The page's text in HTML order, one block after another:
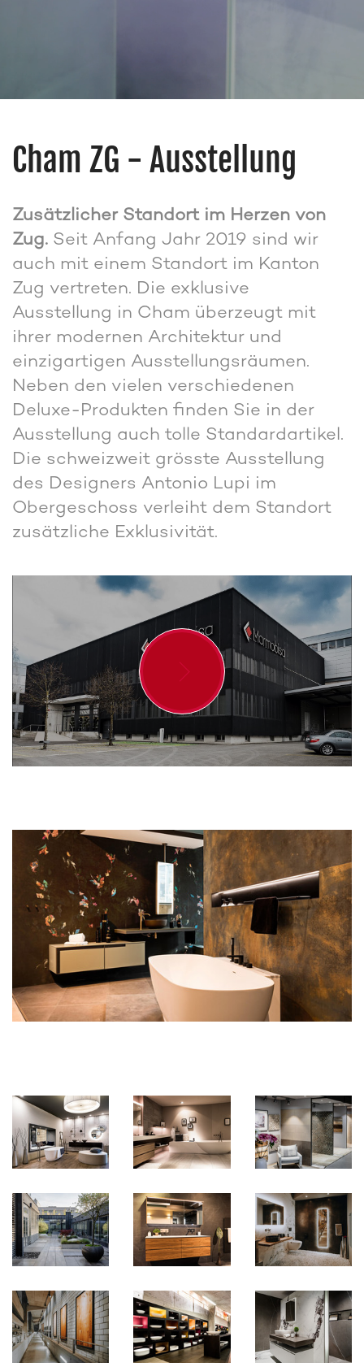
Cham ZG - Ausstellung
Zusätzlicher Standort im Herzen von
Zug. Seit Anfang Jahr 2019 sind wir
auch mit einem Standort im Kanton
Zug vertreten. Die exklusive
Ausstellung in Cham überzeugt mit
ihrer modernen Architektur und
einzigartigen Ausstellungsräumen.
Neben den vielen verschiedenen
Deluxe-Produkten finden Sie in der
Ausstellung auch tolle Standardartikel.
Die schweizweit grösste Ausstellung
des Designers Antonio Lupi im
Obergeschoss verleiht dem Standort
zusätzliche Exklusivität.